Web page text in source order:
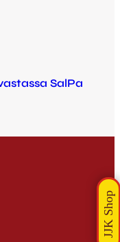
SalPa